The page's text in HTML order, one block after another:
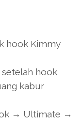
hook Kimmy
hook
kabur
→ Ultimate →